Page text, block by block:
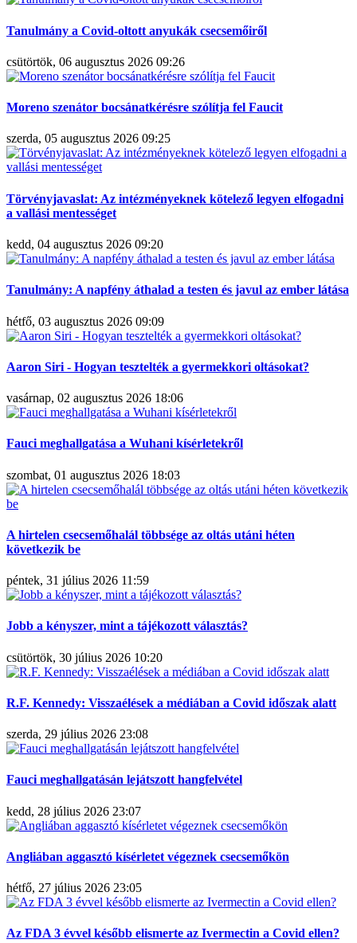
Tanulmány a Covid-oltott anyukák csecsemőiről
csütörtök, 06 augusztus 2026 09:26
Moreno szenátor bocsánatkérésre szólítja fel Faucit
szerda, 05 augusztus 2026 09:25
Törvényjavaslat: Az intézményeknek kötelező legyen elfogadni
a vallási mentességet
kedd, 04 augusztus 2026 09:20
Tanulmány: A napfény áthalad a testen és javul az ember látása
hétfő, 03 augusztus 2026 09:09
Aaron Siri - Hogyan tesztelték a gyermekkori oltásokat?
vasárnap, 02 augusztus 2026 18:06
Fauci meghallgatása a Wuhani kísérletekről
szombat, 01 augusztus 2026 18:03
A hirtelen csecsemőhalál többsége az oltás utáni héten
következik be
péntek, 31 július 2026 11:59
Jobb a kényszer, mint a tájékozott választás?
csütörtök, 30 július 2026 10:20
R.F. Kennedy: Visszaélések a médiában a Covid időszak alatt
szerda, 29 július 2026 23:08
Fauci meghallgatásán lejátszott hangfelvétel
kedd, 28 július 2026 23:07
Angliában aggasztó kísérletet végeznek csecsemőkön
hétfő, 27 július 2026 23:05
Az FDA 3 évvel később elismerte az Ivermectin a Covid ellen?